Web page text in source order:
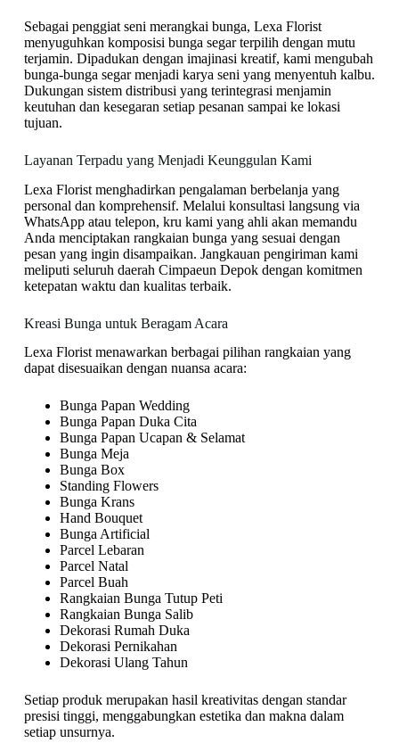
Sebagai penggiat seni merangkai bunga, Lexa Florist
menyuguhkan komposisi bunga segar terpilih dengan mutu
terjamin. Dipadukan dengan imajinasi kreatif, kami mengubah
bunga-bunga segar menjadi karya seni yang menyentuh kalbu.
Dukungan sistem distribusi yang terintegrasi menjamin
keutuhan dan kesegaran setiap pesanan sampai ke lokasi
tujuan.
Layanan Terpadu yang Menjadi Keunggulan Kami
Lexa Florist menghadirkan pengalaman berbelanja yang
personal dan komprehensif. Melalui konsultasi langsung via
WhatsApp atau telepon, kru kami yang ahli akan memandu
Anda menciptakan rangkaian bunga yang sesuai dengan
pesan yang ingin disampaikan. Jangkauan pengiriman kami
meliputi seluruh daerah Cimpaeun Depok dengan komitmen
ketepatan waktu dan kualitas terbaik.
Kreasi Bunga untuk Beragam Acara
Lexa Florist menawarkan berbagai pilihan rangkaian yang
dapat disesuaikan dengan nuansa acara:
Bunga Papan Wedding
Bunga Papan Duka Cita
Bunga Papan Ucapan & Selamat
Bunga Meja
Bunga Box
Standing Flowers
Bunga Krans
Hand Bouquet
Bunga Artificial
Parcel Lebaran
Parcel Natal
Parcel Buah
Rangkaian Bunga Tutup Peti
Rangkaian Bunga Salib
Dekorasi Rumah Duka
Dekorasi Pernikahan
Dekorasi Ulang Tahun
Setiap produk merupakan hasil kreativitas dengan standar
presisi tinggi, menggabungkan estetika dan makna dalam
setiap unsurnya.